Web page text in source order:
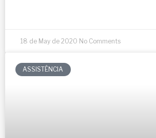
18 de May de 2020 No Comments
ASSISTÊNCIA